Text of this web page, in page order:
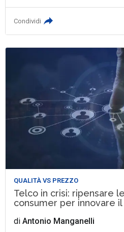
Condividi
QUALITÀ VS PREZZO
Telco in crisi: ripensare
consumer per innovare
diAntonio Manganelli